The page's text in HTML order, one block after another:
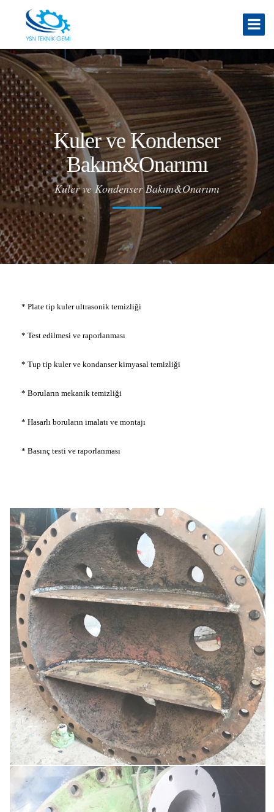
Kuler ve Kondenser
Bakım&Onarımı
Kuler ve Kondenser Bakım&Onarımı
* Plate tip kuler ultrasonik temizliği
* Test edilmesi ve raporlanması
* Tup tip kuler ve kondanser kimyasal temizliği
* Boruların mekanik temizliği
* Hasarlı boruların imalatı ve montajı
* Basınç testi ve raporlanması